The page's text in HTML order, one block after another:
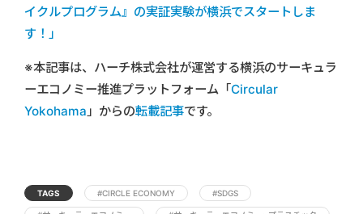
イクルプログラム』の実証実験が横浜でスタートしま
す！」
※本記事は、ハーチ株式会社が運営する横浜のサーキュラ
ーエコノミー推進プラットフォーム「Circular
Yokohama」からの転載記事です。
TAGS #CIRCLE ECONOMY #SDGS